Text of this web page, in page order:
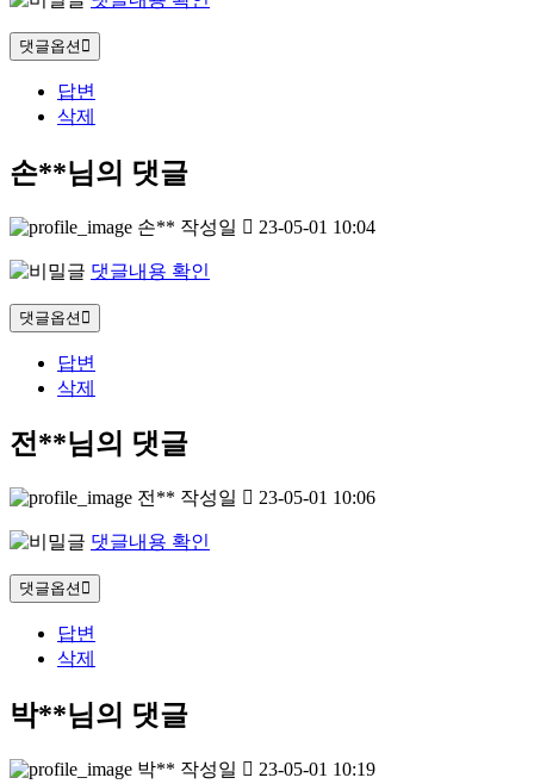
댓글옵션
답변
삭제
손**님의 댓글
손** 작성일 23-05-01 10:04
댓글내용 확인
댓글옵션
답변
삭제
전**님의 댓글
전** 작성일 23-05-01 10:06
댓글내용 확인
댓글옵션
답변
삭제
박**님의 댓글
박** 작성일 23-05-01 10:19